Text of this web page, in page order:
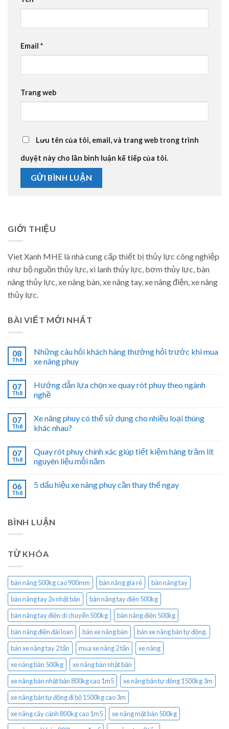
Email *
Trang web
Lưu tên của tôi, email, và trang web trong trình
duyệt này cho lần bình luận kế tiếp của tôi.
GIỚI THIỆU
Viet Xanh MHE là nhà cung cấp thiết bị thủy lực công nghiệp
như bộ nguồn thủy lực, xi lanh thủy lực, bơm thủy lực, bàn
nâng thủy lực, xe nâng bàn, xe nâng tay, xe nâng điện, xe nâng
thủy lực.
BÀI VIẾT MỚI NHẤT
08
Th8
Những câu hỏi khách hàng thường hỏi trước khi mua
xe nâng phuy
07
Th8
Hướng dẫn lựa chọn xe quay rót phuy theo ngành
nghề
07
Th8
Xe nâng phuy có thể sử dụng cho nhiều loại thùng
khác nhau?
07
Th8
Quay rót phuy chính xác giúp tiết kiệm hàng trăm lít
nguyên liệu mỗi năm
06
Th8
5 dấu hiệu xe nâng phuy cần thay thế ngay
BÌNH LUẬN
TỪ KHÓA
bàn nâng 500kg cao 900mm bàn nâng gía rẻ
bàn nâng tay
bàn nâng tay 2x nhật bản
bàn nâng tay điện 500kg
bàn nâng tay điện di chuyển 500kg
bàn nâng điện 500kg
bàn nâng điện đài loan
bán xe nâng bàn
bán xe nâng bán tự động.
bán xe nâng tay 2 tấn
mua xe nâng 2 tấn
xe nâng
xe nâng bàn 500kg
xe nâng bàn nhật bản
xe nâng bàn nhật bản 800kg cao 1m5
xe nâng bán tự động 1500kg 3m
xe nâng bán tự động đi bộ 1500kg cao 3m
xe nâng cây cảnh 800kg cao 1m5
xe nâng mặt bàn 500kg